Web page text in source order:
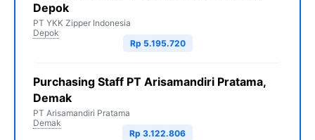
Depok
PT YKK Zipper Indonesia
Depok
Rp 5.195.720
Purchasing Staff PT Arisamandiri Pratama,
Demak
PT Arisamandiri Pratama
Demak
Rp 3.122.806